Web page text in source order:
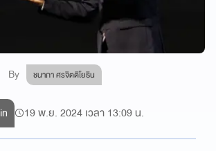
By ชนาภา ศรจิตติโยธิน
19 พ.ย. 2024 เวลา 13:09 น.